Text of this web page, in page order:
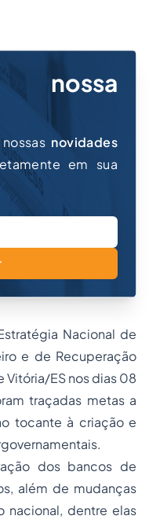
novidades
em sua
Nacional de
e de Recuperação
Vitória/ES nos dias 08
traçadas metas a
tocante à criação e
dos bancos de
além de mudanças
nacional, dentre elas